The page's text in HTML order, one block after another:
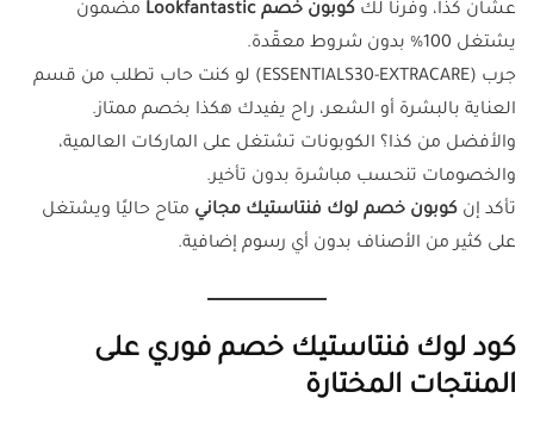
عشان كذا، وفرنا لك كوبون خصم Lookfantastic
مضمون
يشتغل 100% بدون شروط معقّدة.
جرب (ESSENTIALS30-EXTRACARE) لو كنت حاب تطلب من قسم
العناية بالبشرة أو الشعر، راح يفيدك هكذا بخصم ممتاز.
والأفضل من كذا؟ الكوبونات تشتغل على الماركات العالمية،
والخصومات تنحسب مباشرة بدون تأخير.
تأكد إن كوبون خصم لوك فنتاستيك مجاني متاح حاليًا ويشتغل
على كثير من الأصناف بدون أي رسوم إضافية.
كود لوك فنتاستيك خصم فوري على
المنتجات المختارة